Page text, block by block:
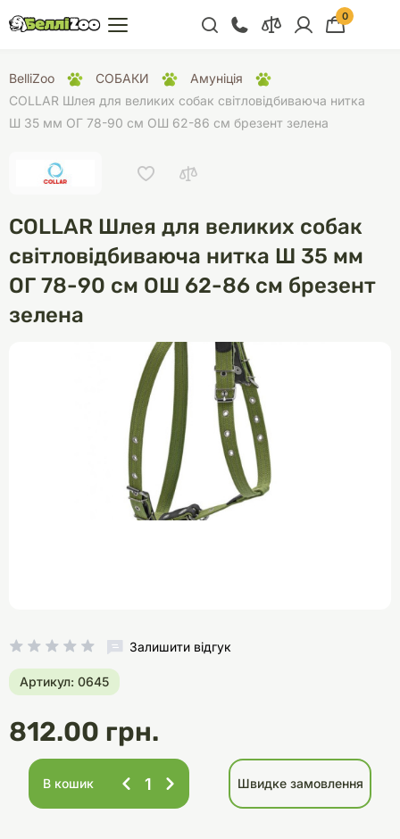
+38 (068) 300 91 91
Відділ продажу
+38 (093) 300 91 91
+38 (068) 479 28
76
0
BelliZoo СОБАКИ
Амуніція
COLLAR Шлея для великих собак світловідбиваюча нитка
Ш 35 мм ОГ 78-90 см ОШ 62-86 см брезент зелена
COLLAR Шлея для великих собак
світловідбиваюча нитка Ш 35 мм
ОГ 78-90 см ОШ 62-86 см брезент
зелена
Залишити відгук
Артикул: 0645
812.00 грн.
В кошик Швидке замовлення